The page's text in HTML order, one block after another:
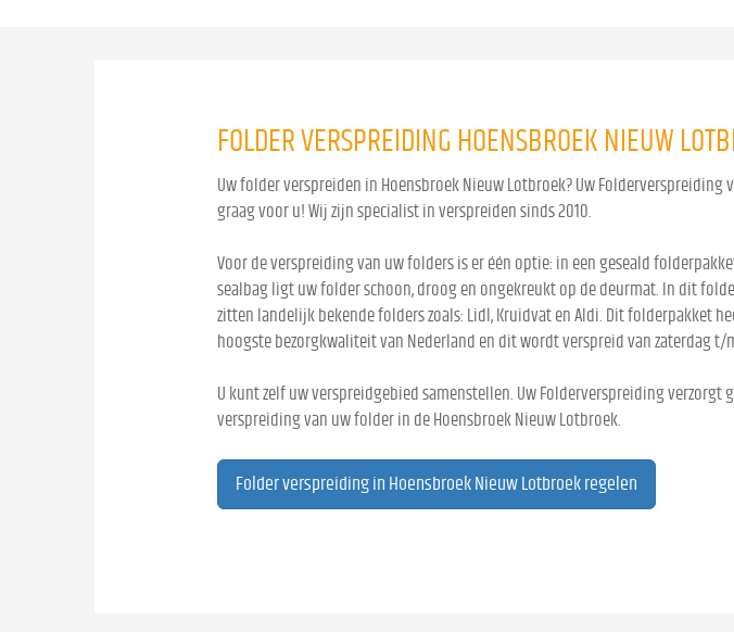
FOLDER VERSPREIDING HOENSBROEK NIEUW
Uw folder verspreiden in Hoensbroek Nieuw Lotbroek? Uw Folderverspreiding
graag voor u! Wij zijn specialist in verspreiden sinds 2010.
Voor de verspreiding van uw folders is er één optie: in een geseald
sealbag ligt uw folder schoon, droog en ongekreukt op de deurmat. In dit
zitten landelijk bekende folders zoals: Lidl, Kruidvat en Aldi. Dit folderpakket
hoogste bezorgkwaliteit van Nederland en dit wordt verspreid van zaterdag t/
U kunt zelf uw verspreidgebied samenstellen. Uw Folderverspreiding verzorgt
verspreiding van uw folder in de Hoensbroek Nieuw Lotbroek.
Folder verspreiding in Hoensbroek Nieuw Lotbroek regelen